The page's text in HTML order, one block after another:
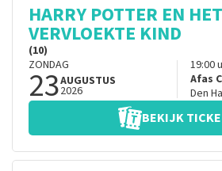
HARRY POTTER EN HET
VERVLOEKTE KIND
(10)
ZONDAG
23AUGUSTUS
2026
19:00
Afas
Den
BEKIJK